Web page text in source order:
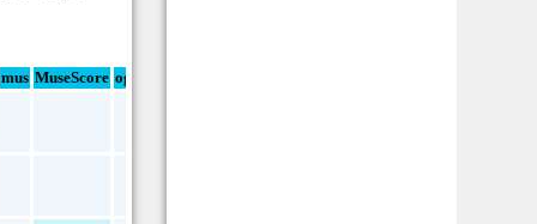
mus MuseScore ogg